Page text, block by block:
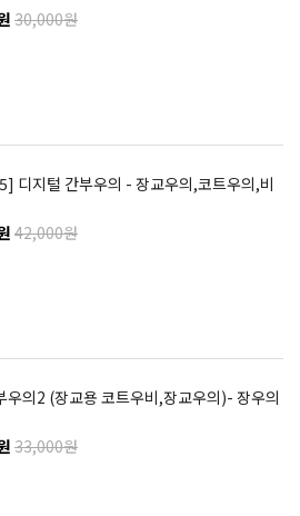
30,000원
디지털 간부우의 - 장교우의,코트우의,비
42,000원
우의2 (장교용 코트우비,장교우의)- 장우의
33,000원